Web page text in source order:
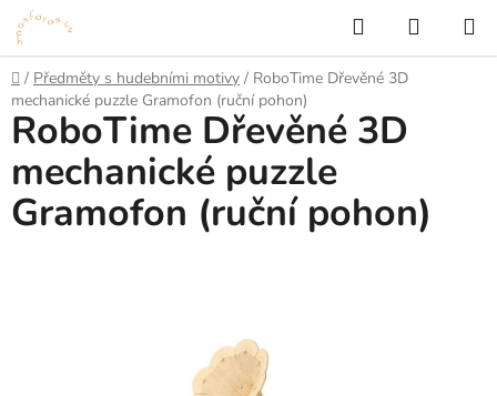
Přejít
na
obsah
Hledat
KOŠÍK
Domů
/ Předměty s hudebními motivy / RoboTime Dřevěné 3D
mechanické puzzle Gramofon (ruční pohon)
RoboTime Dřevěné 3D
mechanické puzzle
Gramofon (ruční pohon)